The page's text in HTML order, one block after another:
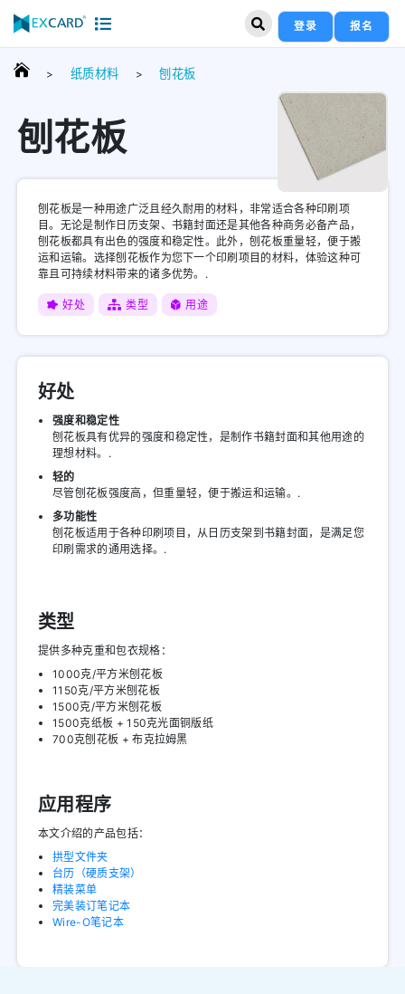
登录 报名
> 纸质材料 > 刨花板
刨花板
刨花板是一种用途广泛且经久耐用的材料，非常适合各种印刷项
目。无论是制作日历支架、书籍封面还是其他各种商务必备产品，
刨花板都具有出色的强度和稳定性。此外，刨花板重量轻，便于搬
运和运输。选择刨花板作为您下一个印刷项目的材料，体验这种可
靠且可持续材料带来的诸多优势。.
好处 类型 用途
好处
强度和稳定性
刨花板具有优异的强度和稳定性，是制作书籍封面和其他用途的
理想材料。.
轻的
尽管刨花板强度高，但重量轻，便于搬运和运输。.
多功能性
刨花板适用于各种印刷项目，从日历支架到书籍封面，是满足您
印刷需求的通用选择。.
类型
提供多种克重和包衣规格：
1000克/平方米刨花板
1150克/平方米刨花板
1500克/平方米刨花板
1500克纸板 + 150克光面铜版纸
700克刨花板 + 布克拉姆黑
应用程序
本文介绍的产品包括：
拱型文件夹
台历（硬质支架）
精装菜单
完美装订笔记本
Wire-O笔记本